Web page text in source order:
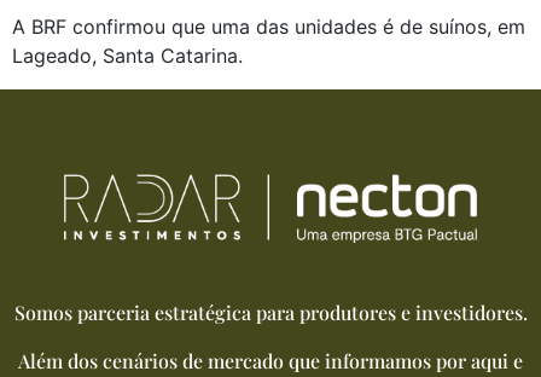
A BRF confirmou que uma das unidades é de suínos, em
Lageado, Santa Catarina.
Somos parceria estratégica para produtores e investidores.
Além dos cenários de mercado que informamos por aqui e